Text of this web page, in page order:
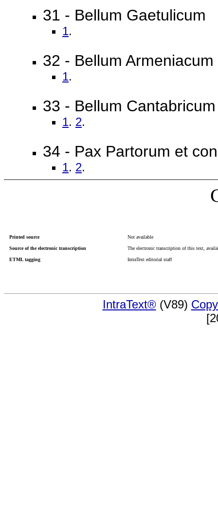
31 - Bellum Gaetulicum
1.
32 - Bellum Armeniacum
1.
33 - Bellum
1. 2.
34 - Pax Partorum et
1. 2.
Printed source Not available
Source of the electronic transcription The electronic transcription of this text,
ETML tagging IntraText editorial staff
IntraText®(V89)